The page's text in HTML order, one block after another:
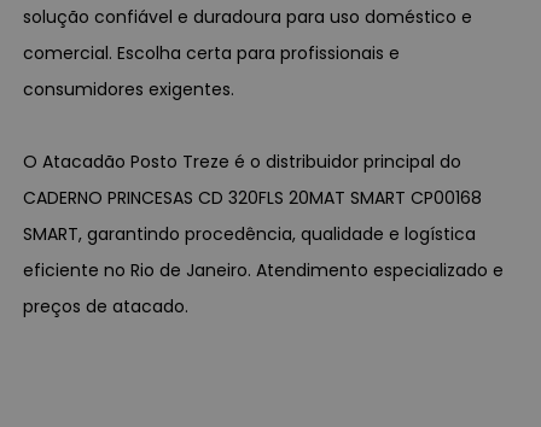
solução confiável e duradoura para uso doméstico e
comercial. Escolha certa para profissionais e
consumidores exigentes.
O Atacadão Posto Treze é o distribuidor principal do
CADERNO PRINCESAS CD 320FLS 20MAT SMART CP00168
SMART, garantindo procedência, qualidade e logística
eficiente no Rio de Janeiro. Atendimento especializado e
preços de atacado.